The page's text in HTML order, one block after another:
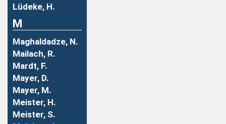
Lüdeke, H.
M
Maghaldadze, N.
Mailach, R.
Mardt, F.
Mayer, D.
Mayer, M.
Meister, H.
Meister, S.